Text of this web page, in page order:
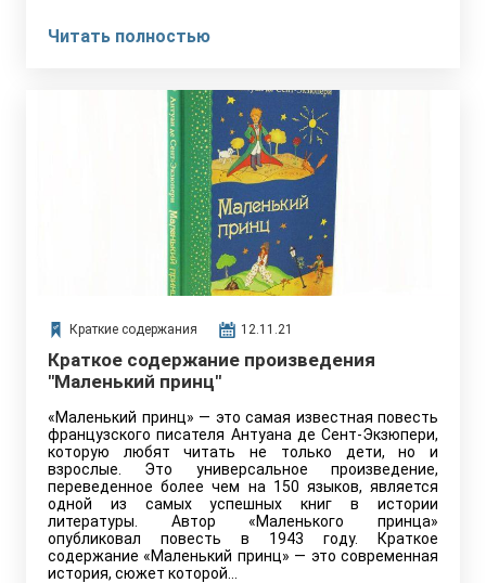
Читать полностью
Краткие содержания 12.11.21
Краткое содержание произведения
"Маленький принц"
«Маленький принц» — это самая известная повесть
французского писателя Антуана де Сент-Экзюпери,
которую любят читать не только дети, но и
взрослые. Это универсальное произведение,
переведенное более чем на 150 языков, является
одной из самых успешных книг в истории
литературы. Автор «Маленького принца»
опубликовал повесть в 1943 году. Краткое
содержание «Маленький принц» — это современная
история, сюжет которой…